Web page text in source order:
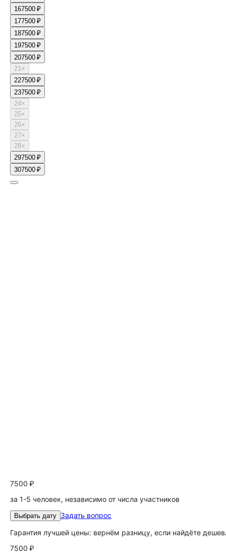
167500 ₽
177500 ₽
187500 ₽
197500 ₽
207500 ₽
21×
227500 ₽
237500 ₽
24×
25×
26×
27×
28×
297500 ₽
307500 ₽
7500 ₽
за 1-5 человек, независимо от числа участников
Выбрать дату Задать вопрос
Гарантия лучшей цены: вернём разницу, если найдёте
7500 ₽